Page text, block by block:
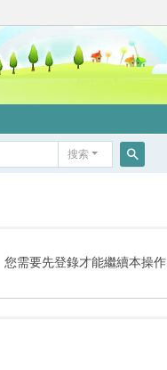
搜索
您需要先登錄才能繼續本操作